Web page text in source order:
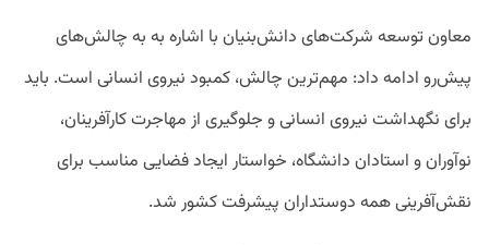
معاون توسعه شرکت‌های دانش‌بنیان با اشاره به به چالش‌های
پیش‌رو ادامه داد: مهم‌ترین چالش، کمبود نیروی انسانی است. باید
برای نگهداشت نیروی انسانی و جلوگیری از مهاجرت کارآفرینان،
نوآوران و استادان دانشگاه، خواستار ایجاد فضایی مناسب برای
نقش‌آفرینی همه دوستداران پیشرفت کشور شد.